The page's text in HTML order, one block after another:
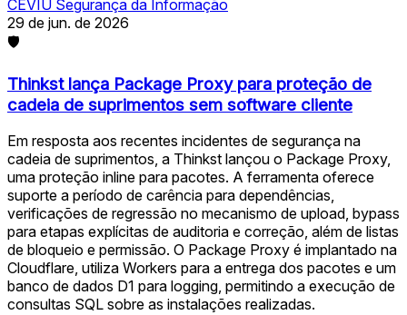
CEVIU Segurança da Informação
29 de jun. de 2026
🛡
Thinkst lança Package Proxy para proteção de
cadeia de suprimentos sem software cliente
Em resposta aos recentes incidentes de segurança na
cadeia de suprimentos, a Thinkst lançou o Package Proxy,
uma proteção inline para pacotes. A ferramenta oferece
suporte a período de carência para dependências,
verificações de regressão no mecanismo de upload, bypass
para etapas explícitas de auditoria e correção, além de listas
de bloqueio e permissão. O Package Proxy é implantado na
Cloudflare, utiliza Workers para a entrega dos pacotes e um
banco de dados D1 para logging, permitindo a execução de
consultas SQL sobre as instalações realizadas.